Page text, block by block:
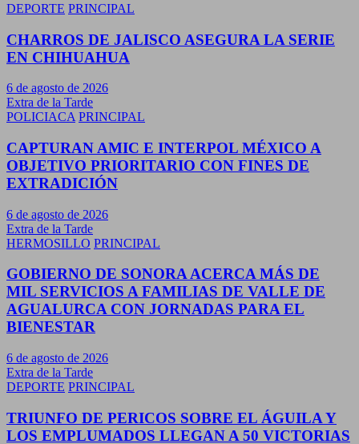
DEPORTE PRINCIPAL
CHARROS DE JALISCO ASEGURA LA SERIE
EN CHIHUAHUA
6 de agosto de 2026
Extra de la Tarde
POLICIACA PRINCIPAL
CAPTURAN AMIC E INTERPOL MÉXICO A
OBJETIVO PRIORITARIO CON FINES DE
EXTRADICIÓN
6 de agosto de 2026
Extra de la Tarde
HERMOSILLO PRINCIPAL
GOBIERNO DE SONORA ACERCA MÁS DE
MIL SERVICIOS A FAMILIAS DE VALLE DE
AGUALURCA CON JORNADAS PARA EL
BIENESTAR
6 de agosto de 2026
Extra de la Tarde
DEPORTE PRINCIPAL
TRIUNFO DE PERICOS SOBRE EL ÁGUILA Y
LOS EMPLUMADOS LLEGAN A 50 VICTORIAS